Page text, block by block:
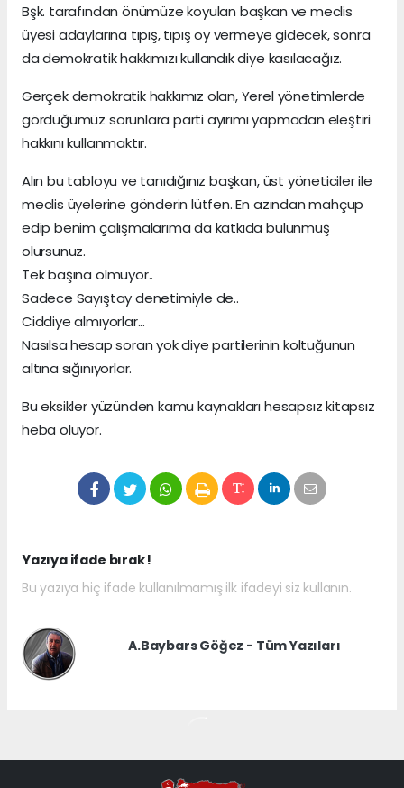
Bşk. tarafından önümüze koyulan başkan ve meclis
üyesi adaylarına tıpış, tıpış oy vermeye gidecek, sonra
da demokratik hakkımızı kullandık diye kasılacağız.
Gerçek demokratik hakkımız olan, Yerel yönetimlerde
gördüğümüz sorunlara parti ayırımı yapmadan eleştiri
hakkını kullanmaktır.
Alın bu tabloyu ve tanıdığınız başkan, üst yöneticiler ile
meclis üyelerine gönderin lütfen. En azından mahçup
edip benim çalışmalarıma da katkıda bulunmuş
olursunuz.
Tek başına olmuyor..
Sadece Sayıştay denetimiyle de..
Ciddiye almıyorlar...
Nasılsa hesap soran yok diye partilerinin koltuğunun
altına sığınıyorlar.
Bu eksikler yüzünden kamu kaynakları hesapsız kitapsız
heba oluyor.
Yazıya ifade bırak !
Bu yazıya hiç ifade kullanılmamış ilk ifadeyi siz kullanın.
A.Baybars Göğez - Tüm Yazıları